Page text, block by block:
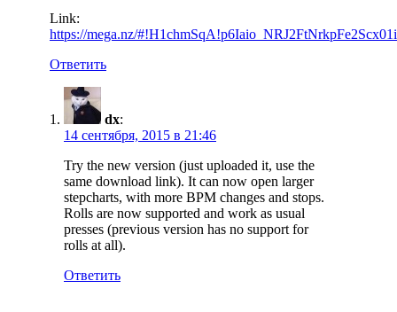
Link:
https://mega.nz/
Ответить
dx:
14 сентября, 2015 в 21:46
Try the new version (just uploaded it, use the
same download link). It can now open larger
stepcharts, with more BPM changes and stops.
Rolls are now supported and work as usual
presses (previous version has no support for
rolls at all).
Ответить